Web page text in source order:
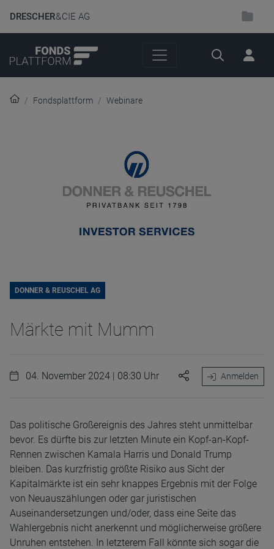
DRESCHER& CIE AG
Suche
Fondsplattform Webinare
DONNER & REUSCHEL AG
Märkte mit Mumm
04. November 2024 | 08:30 Uhr Anmelden
Das politische Großereignis des Jahres steht unmittelbar
bevor. Es dürfte bis zur letzten Minute ein Kopf-an-Kopf-
Rennen zwischen Kamala Harris und Donald Trump
bleiben. Das kurzfristig größte Risiko aus Sicht der
Kapitalmärkte ist ein sehr knappes Ergebnis mit der Folge
von Neuauszählungen oder gar juristischen
Auseinandersetzungen und/oder, dass eine Seite das
Wahlergebnis nicht anerkennt und möglicherweise größere
Unruhen entstehen. In letzterem Fall könnte sich sogar die